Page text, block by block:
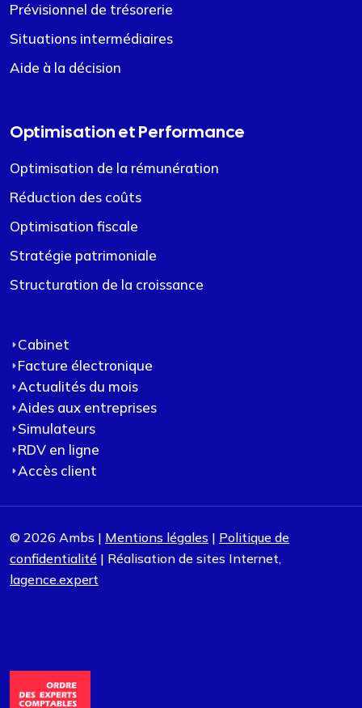
Prévisionnel de trésorerie
Situations intermédiaires
Aide à la décision
Optimisation et Performance
Optimisation de la rémunération
Réduction des coûts
Optimisation fiscale
Stratégie patrimoniale
Structuration de la croissance
Cabinet
Facture électronique
Actualités du mois
Aides aux entreprises
Simulateurs
RDV en ligne
Accès client
© 2026 Ambs | Mentions légales | Politique de
confidentialité | Réalisation de sites Internet,
lagence.expert